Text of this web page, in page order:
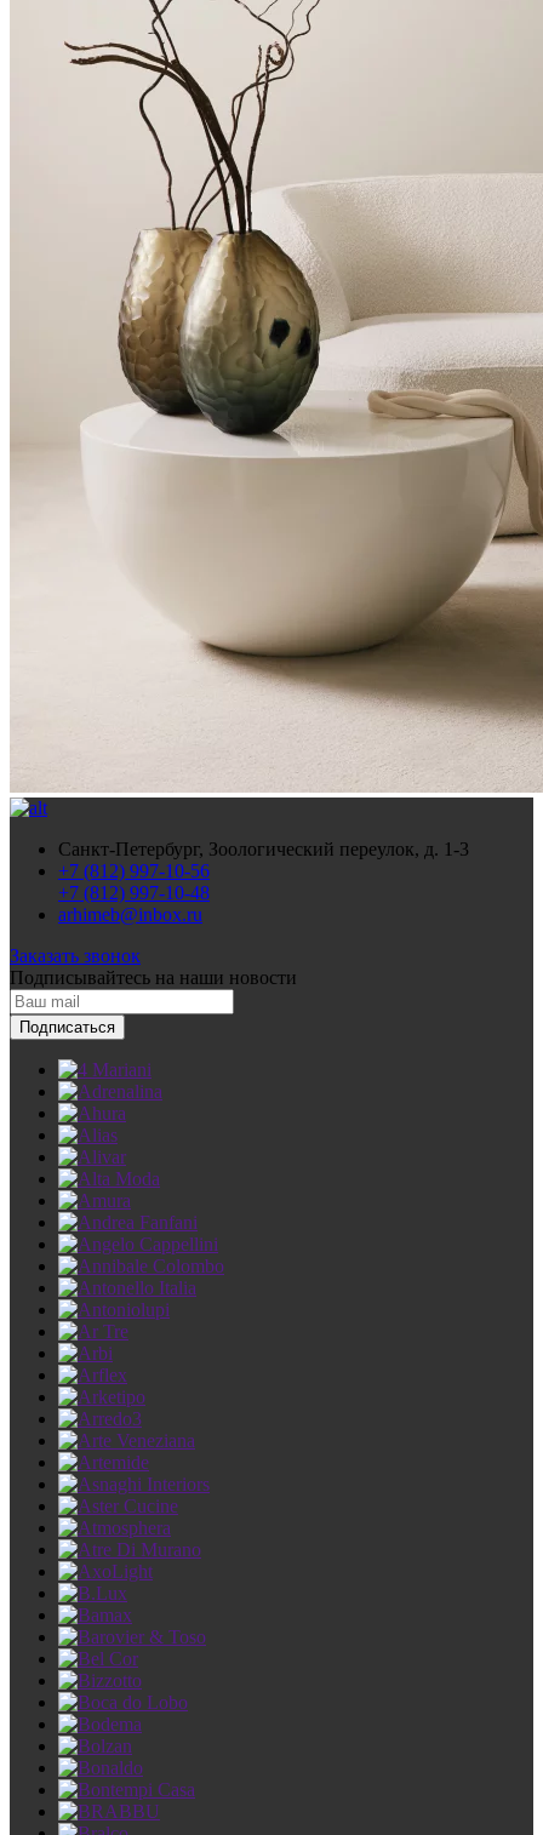
Санкт-Петербург, Зоологический переулок, д. 1-3
+7 (812) 997-10-56
+7 (812) 997-10-48
arhimeb@inbox.ru
Заказать звонок
Подписывайтесь на наши новости